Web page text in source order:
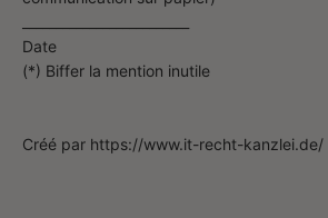
Date
(*) Biffer la mention inutile
Créé par https://www.it-recht-kanzlei.de/